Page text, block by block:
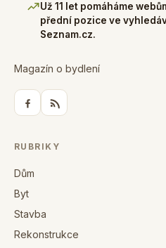
Už 11 let pomáháme
přední pozice ve
Seznam.cz.
Magazín o bydlení
RUBRIKY
Dům
Byt
Stavba
Rekonstrukce